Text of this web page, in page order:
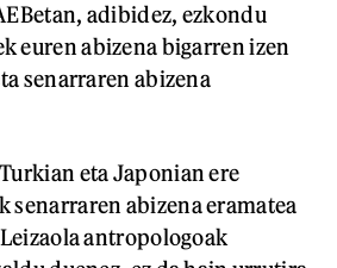
adibidez, ezkondu
euren abizena bigarren izen
senarraren abizena
eta Japonian ere
senarraren abizena eramatea
antropologoak